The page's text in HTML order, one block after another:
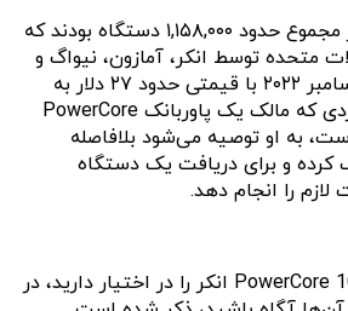
واحدهای تحت تأثیر در مجموع حدود ۱,۱۵۸,۰۰۰ دستگاه بودند که
متحده توسط انکر، آمازون، نیواگ و
ای‌بی از ژوئن ۲۰۱۶ تا دسامبر ۲۰۲۲ با قیمتی حدود ۲۷ دلار به
فروش رسیده‌اند. هر فردی که مالک یک پاوربانک PowerCore
است، به او توصیه می‌شود بلافاصله
کرده و برای دریافت یک دستگاه
لازم را انجام دهد.
اگر شما پاوربانک PowerCore 10000 انکر را در اختیار دارید، در